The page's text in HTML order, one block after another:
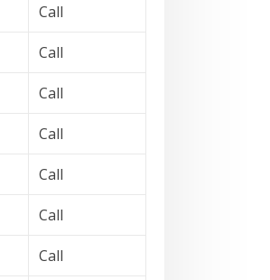
Call
Call
Call
Call
Call
Call
Call